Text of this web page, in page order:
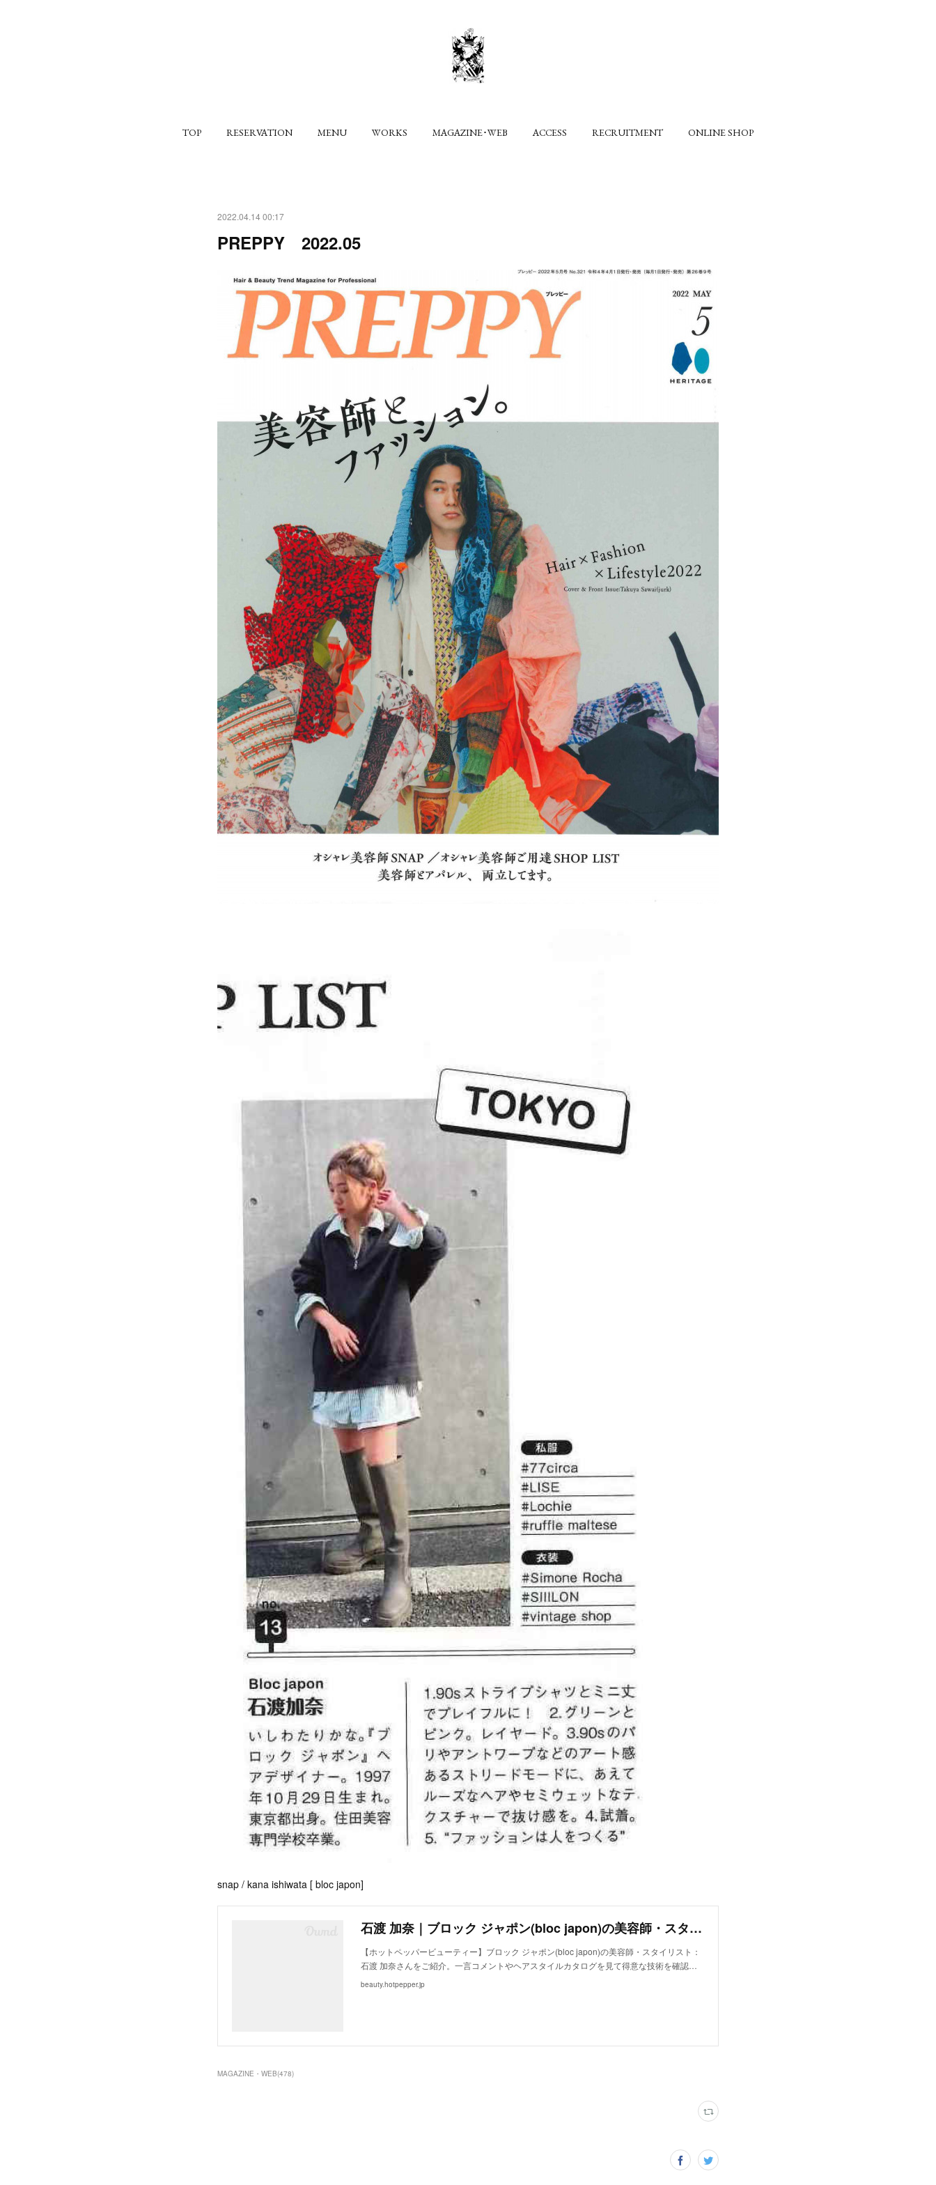
TOP RESERVATION MENU WORKS MAGAZINE･WEB ACCESS RECRUITMENT ONLINE SHOP
2022.04.14 00:17
PREPPY 2022.05
snap / kana ishiwata [ bloc japon]
石渡 加奈｜ブロック ジャポン(bloc japon)の美容師・スタイリスト｜ホットペッパービューティー
【ホットペッパービューティー】ブロック ジャポン(bloc japon)の美容師・スタイリスト：
石渡 加奈さんをご紹介。一言コメントやヘアスタイルカタログを見て得意な技術を確認…
beauty.hotpepper.jp
MAGAZINE・WEB(478)